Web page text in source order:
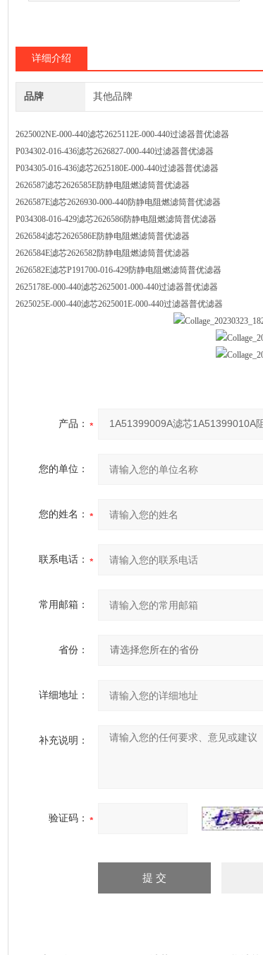
详细介绍
品牌 其他品牌
2625002NE-000-440滤芯2625112E-000-440过滤器普优滤器
P034302-016-436滤芯2626827-000-440过滤器普优滤器
P034305-016-436滤芯2625180E-000-440过滤器普优滤器
2626587滤芯2626585E防静电阻燃滤筒普优滤器
2626587E滤芯2626930-000-440防静电阻燃滤筒普优滤器
P034308-016-429滤芯2626586防静电阻燃滤筒普优滤器
2626584滤芯2626586E防静电阻燃滤筒普优滤器
2626584E滤芯2626582防静电阻燃滤筒普优滤器
2626582E滤芯P191700-016-429防静电阻燃滤筒普优滤器
2625178E-000-440滤芯2625001-000-440过滤器普优滤器
2625025E-000-440滤芯2625001E-000-440过滤器普优滤器
产品：
您的单位：
您的姓名：
联系电话：
常用邮箱：
省份：
详细地址：
补充说明：
验证码：